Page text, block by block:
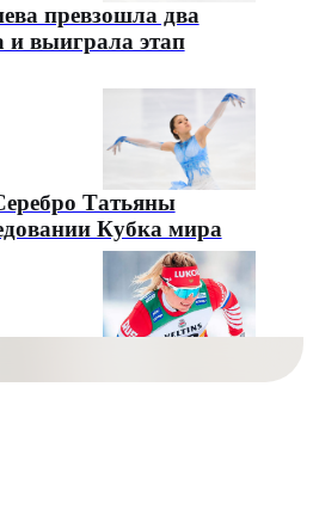
превзошла два
выиграла этап
Татьяны
Кубка мира